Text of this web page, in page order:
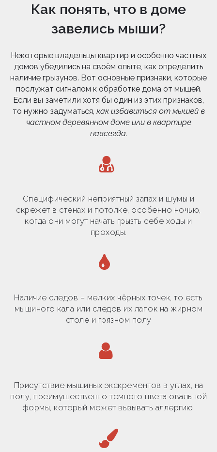
Как понять, что в доме
завелись мыши?
Некоторые владельцы квартир и особенно частных
домов убедились на своём опыте, как определить
наличие грызунов. Вот основные признаки, которые
послужат сигналом к обработке дома от мышей.
Если вы заметили хотя бы один из этих признаков,
то нужно задуматься, как избавиться от мышей в
частном деревянном доме или в квартире
навсегда.
Специфический неприятный запах и шумы и
скрежет в стенах и потолке, особенно ночью,
когда они могут начать грызть себе ходы и
проходы.
Наличие следов – мелких чёрных точек, то есть
мышиного кала или следов их лапок на жирном
столе и грязном полу
Присутствие мышиных экскрементов в углах, на
полу, преимущественно темного цвета овальной
формы, который может вызывать аллергию.